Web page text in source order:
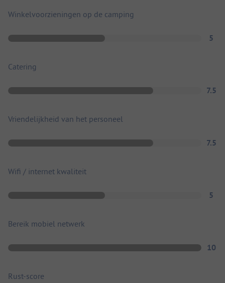
Winkelvoorzieningen op de camping
5
Catering
7.5
Vriendelijkheid van het personeel
7.5
Wifi / internet kwaliteit
5
Bereik mobiel netwerk
10
Rust-score